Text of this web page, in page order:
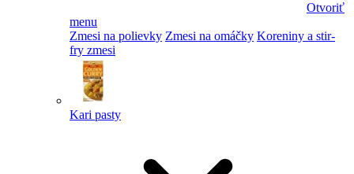
Otvoriť
menu
Zmesi na polievky Zmesi na omáčky Koreniny a stir-
fry zmesi
Kari pasty